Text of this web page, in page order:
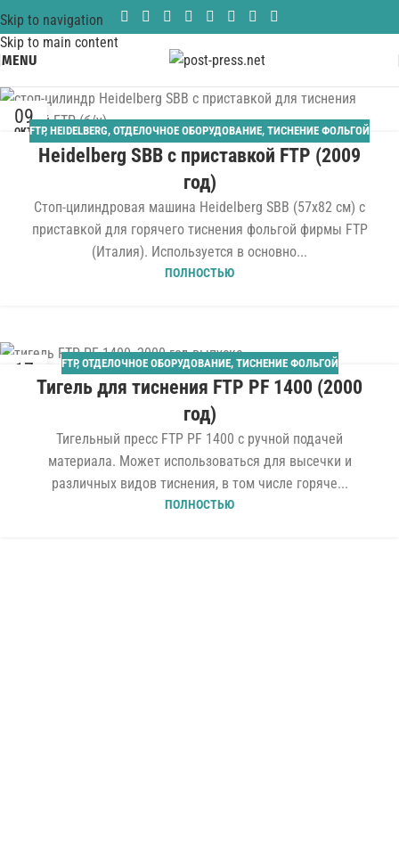
Skip to navigation
Skip to main content
MENU
09
ОКТFTP, HEIDELBERG, ОТДЕЛОЧНОЕ ОБОРУДОВАНИЕ, ТИСНЕНИЕ ФОЛЬГОЙ
Heidelberg SBB с приставкой FTP (2009
год)
Стоп-цилиндровая машина Heidelberg SBB (57x82 см) с
приставкой для горячего тиснения фольгой фирмы FTP
(Италия). Используется в основно...
ПОЛНОСТЬЮ
17 FTP, ОТДЕЛОЧНОЕ ОБОРУДОВАНИЕ, ТИСНЕНИЕ ФОЛЬГОЙ
Тигель для тиснения FTP PF 1400 (2000
год)
Тигельный пресс FTP PF 1400 с ручной подачей
материала. Может использоваться для высечки и
различных видов тиснения, в том числе горяче...
ПОЛНОСТЬЮ